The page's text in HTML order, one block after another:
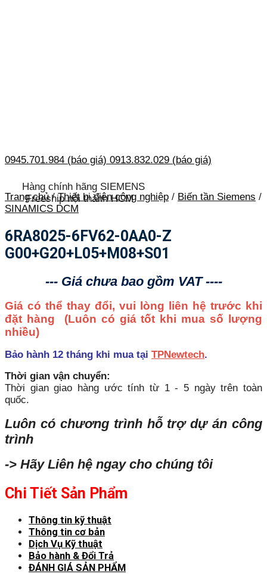
0945.701.984 (báo giá) 0913.832.029 (báo giá)
Hàng chính hãng SIEMENS
Freeship nội thành HCM
Trang chủ / Thiết bị điện công nghiệp / Biến tần Siemens /
SINAMICS DCM
6RA8025-6FV62-0AA0-Z
G00+G20+L05+M08+S01
--- Giá chưa bao gồm VAT ----
Giá có thể thay đổi, vui lòng liên hệ trước khi
đặt hàng (Luôn có giá tốt khi mua số lượng
nhiều)
Bảo hành 12 tháng khi mua tại TPNewtech.
Thời gian vận chuyển:
Thời gian giao hàng ước tính từ 1 - 5 ngày trên toàn
quốc.
Luôn có chương trình hỗ trợ dự án công
trình
-> Hãy Liên hệ ngay cho chúng tôi
Chi Tiết Sản Phẩm
Thông tin kỹ thuật
Thông tin cơ bản
Dịch Vụ Kỹ thuật
Bảo hành & Đổi Trả
ĐÁNH GIÁ SẢN PHẨM